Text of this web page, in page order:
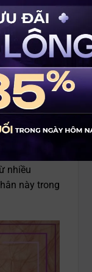
nửa năm
nhiên, có
thành
hoặc
hoặc các
có thể là
nhiều
này trong